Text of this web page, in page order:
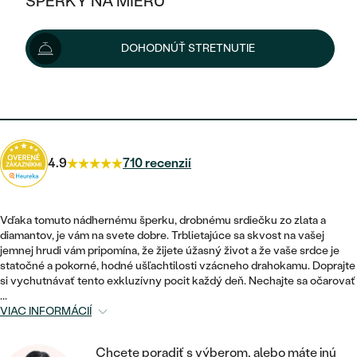
KOMBINOVANÉ ZLATO
PODĽA ŠTÝLU
ETERNITY
VINTAGE
NETRADIČNÉ
POSTRANNÉ DRAHOKAMY
HALO
VINTAGE
SET ZÁSNUBNÉHO PRSTEŇA A
NETRADIČNÉ
ZOSTAVTE SI PRSTEŇ
VÝPREDAJ
ŠPERKY ČO POMÁHAJÚ
PODĽA TYPU
NÁUŠNICE
PRSTENE
PRÍVESKY
NÁRAMKY
SETY
PÁNSKE ŠPERKY
PLATINOVÉ
NAPICHOVACIE
KRUHOVÉ
MINIMALISTICKÉ
VISIACE
ZLATÉ
STRIEBORNÉ
PODĽA ŠTÝLU
SOLITÉR
NARODENIE DIEŤAŤA
PERSONALIZOVANÉ
SO ZNAMENÍM ZVEROKRUHU
MINIMALISTICKÉ
VÝPREDAJ
ZLATÉ
STRIEBORNÉ
PODĽA ŠTÝLU
ETERNITY
MINIMALISTICKÉ
DOHODNÚŤ STRETNUTIE
1 450 €
Možnosti doručenia
4.9 710 recenzií
Vďaka tomuto nádhernému šperku, drobnému srdiečku zo zlata a
diamantov, je vám na svete dobre. Trblietajúce sa skvost na vašej
jemnej hrudi vám pripomína, že žijete úžasný život a že vaše srdce je
statočné a pokorné, hodné ušľachtilosti vzácneho drahokamu. Doprajte
si vychutnávať tento exkluzívny pocit každý deň. Nechajte sa očarovať
...
VIAC INFORMÁCIÍ
Chcete poradiť s výberom, alebo máte inú